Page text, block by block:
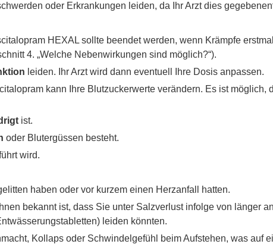
oder Erkrankungen leiden, da Ihr Arzt dies
HEXAL sollte beendet werden, wenn Krämpfe
4. „Welche Nebenwirkungen sind möglich?“).
leiden. Ihr Arzt wird dann eventuell Ihre Dosis anpassen.
kann Ihre Blutzuckerwerte verändern. Es ist möglich,
ist.
oder Blutergüssen besteht.
wird.
haben oder vor kurzem einen Herzanfall hatten.
bekannt ist, dass Sie unter Salzverlust infolge von länger
leiden könnten.
Kollaps oder Schwindelgefühl beim Aufstehen, was auf